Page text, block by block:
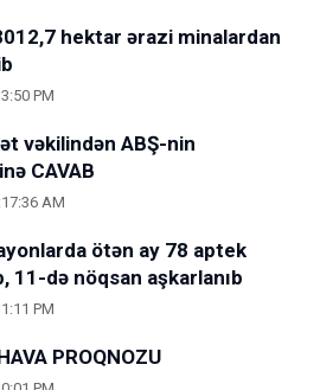
hektar ərazi minalardan
PM
vəkilindən ABŞ-nin
CAVAB
AM
ötən ay 78 aptek
11-də nöqsan aşkarlanıb
PM
PROQNOZU